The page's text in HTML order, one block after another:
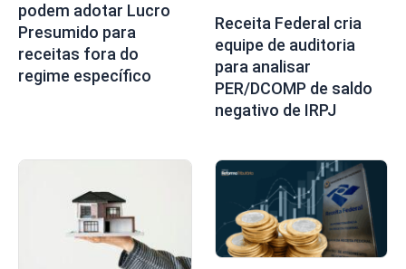
podem adotar Lucro
Presumido para
receitas fora do
regime específico
Receita Federal cria
equipe de auditoria
para analisar
PER/DCOMP de saldo
negativo de IRPJ